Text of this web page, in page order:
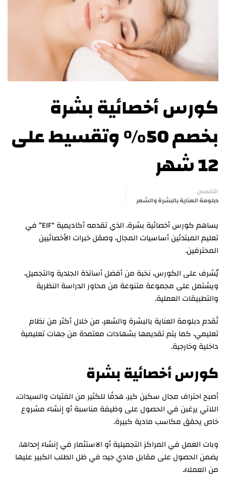
كورس أخصائية بشرة
بخصم 50% وتقسيط على
12 شهر
التخصص
دبلومة العناية بالبشرة والشعر
يساهم كورس أخصائية بشرة، الذي تقدمه أكاديمية “EIF” في
تعليم المبتدئين أساسيات المجال، وصقل خبرات الأخصائيين
المحترفين.
يٌشرف على الكورس، نخبة من أفضل أساتذة الجلدية والتجميل،
ويشتمل على مجموعة متنوعة من محاور الدراسة النظرية
والتطبيقات العملية.
تًقدم دبلومة العناية بالبشرة والشعر، من خلال أكثر من نظام
تعليمي، كما يتم تقديمها بشهادات معتمدة من جهات تعليمية
داخلية وخارجية.
كورس أخصائية بشرة
أصبح احتراف مجال سكين كير، هدفًا للكثير من الفتيات والسيدات،
اللاتي يرغبن في الحصول على وظيفة مناسبة أو إنشاء مشروع
خاص يحقق مكاسب مادية كبيرة.
وبات العمل في المراكز التجميلية أو الاستثمار في إنشاء إحداها،
يضمن الحصول على مقابل مادي جيد؛ في ظل الطلب الكبير عليها
من العملاء.